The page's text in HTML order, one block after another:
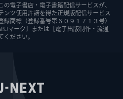
の電子書店・電子書籍配信サービスが、
ンツ使用許諾を得た正規版配信サービス
録商標（登録番号第６０９１７１３号）
マーク］または［電子出版制作・流通
ださい。